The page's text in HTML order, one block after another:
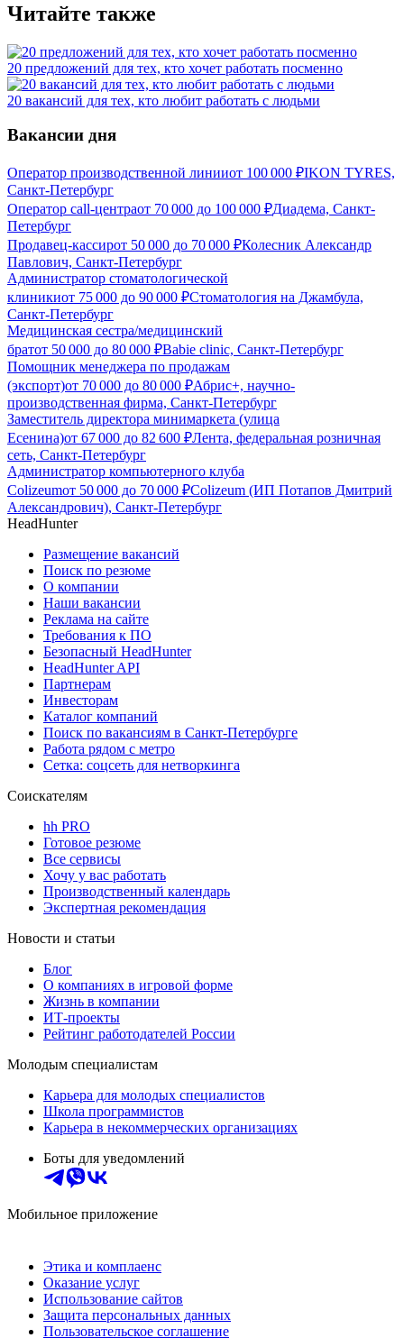
Читайте также
20 предложений для тех, кто хочет работать посменно
20 вакансий для тех, кто любит работать с людьми
Вакансии дня
Оператор производственной линииот 100 000 ₽IKON TYRES,
Санкт-Петербург
Оператор call-центраот 70 000 до 100 000 ₽Диадема, Санкт-
Петербург
Продавец-кассирот 50 000 до 70 000 ₽Колесник Александр
Павлович, Санкт-Петербург
Администратор стоматологической
клиникиот 75 000 до 90 000 ₽Стоматология на Джамбула,
Санкт-Петербург
Медицинская сестра/медицинский
братот 50 000 до 80 000 ₽Babie clinic, Санкт-Петербург
Помощник менеджера по продажам
(экспорт)от 70 000 до 80 000 ₽Абрис+, научно-
производственная фирма, Санкт-Петербург
Заместитель директора минимаркета (улица
Есенина)от 67 000 до 82 600 ₽Лента, федеральная розничная
сеть, Санкт-Петербург
Администратор компьютерного клуба
Colizeumот 50 000 до 70 000 ₽Colizeum (ИП Потапов Дмитрий
Александрович), Санкт-Петербург
HeadHunter
Размещение вакансий
Поиск по резюме
О компании
Наши вакансии
Реклама на сайте
Требования к ПО
Безопасный HeadHunter
HeadHunter API
Партнерам
Инвесторам
Каталог компаний
Поиск по вакансиям в Санкт-Петербурге
Работа рядом с метро
Сетка: соцсеть для нетворкинга
Соискателям
hh PRO
Готовое резюме
Все сервисы
Хочу у вас работать
Производственный календарь
Экспертная рекомендация
Новости и статьи
Блог
О компаниях в игровой форме
Жизнь в компании
ИТ-проекты
Рейтинг работодателей России
Молодым специалистам
Карьера для молодых специалистов
Школа программистов
Карьера в некоммерческих организациях
Боты для уведомлений
Мобильное приложение
Этика и комплаенс
Оказание услуг
Использование сайтов
Защита персональных данных
Пользовательское соглашение